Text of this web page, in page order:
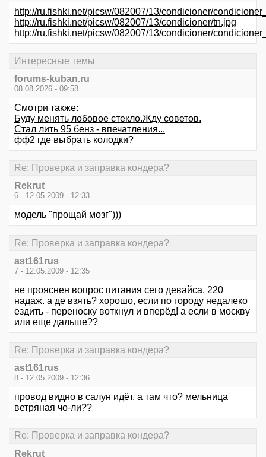
http://ru.fishki.net/picsw/082007/13/condicioner/
http://ru.fishki.net/picsw/082007/13/condicioner/tn.jpg
http://ru.fishki.net/picsw/082007/13/condicioner/
Интересные темы
forums-kuban.ru
08.08.2026 - 09:58
Смотри также:
Буду менять лобовое стекло.Жду советов.
Стал лить 95 бенз - впечатления...
фф2 где выбрать колодки?
Re: Проверка и заправка кондера?
Rekrut
6 - 12.05.2009 - 12:33
модель "прощай мозг")))
Re: Проверка и заправка кондера?
ast161rus
7 - 12.05.2009 - 12:35
не прояснен вопрос питания сего девайса. 220
надаж. а де взять? хорошо, если по городу недалеко
ездить - переноску воткнул и вперёд! а если в москву
или еще дальше??
Re: Проверка и заправка кондера?
ast161rus
8 - 12.05.2009 - 12:36
провод видно в салун идёт. а там что? мельница
ветряная чо-ли??
Re: Проверка и заправка кондера?
Rekrut